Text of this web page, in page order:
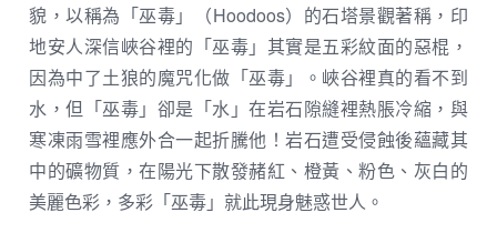
貌，以稱為「巫毒」（Hoodoos）的石塔景觀著稱，印
地安人深信峽谷裡的「巫毒」其實是五彩紋面的惡棍，
因為中了土狼的魔咒化做「巫毒」。峽谷裡真的看不到
水，但「巫毒」卻是「水」在岩石隙縫裡熱脹冷縮，與
寒凍雨雪裡應外合一起折騰他！岩石遭受侵蝕後蘊藏其
中的礦物質，在陽光下散發赭紅、橙黃、粉色、灰白的
美麗色彩，多彩「巫毒」就此現身魅惑世人。